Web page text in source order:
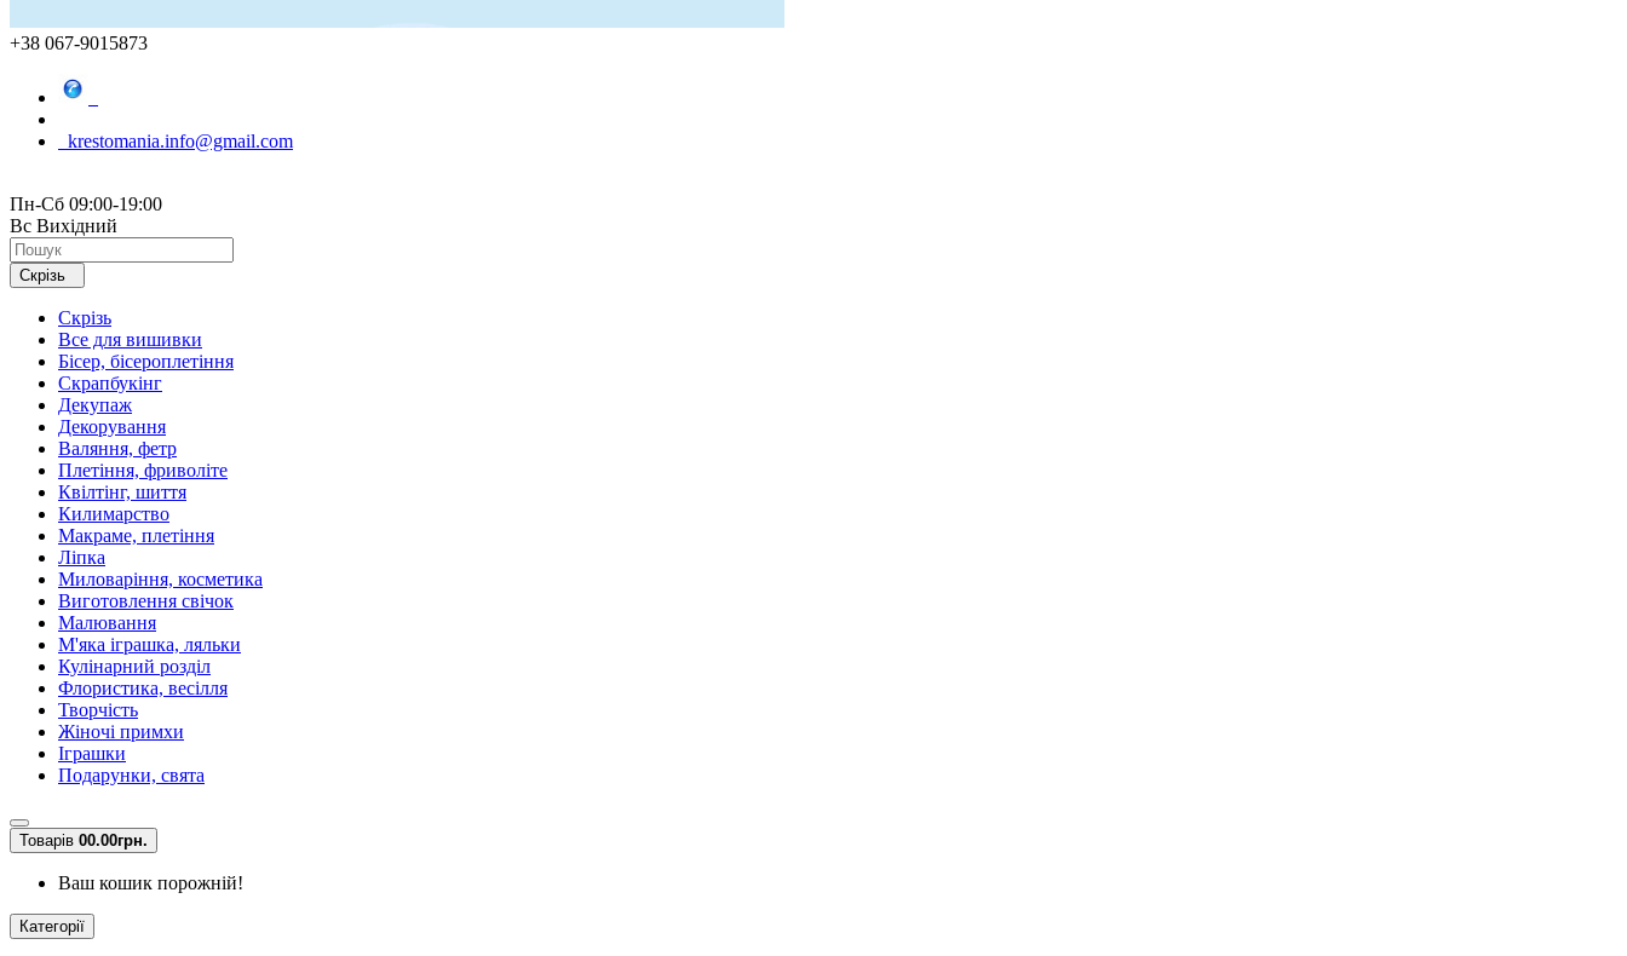
+38 067-9015873
krestomania.info@gmail.com
Пн-Сб 09:00-19:00
Вс Вихідний
Скрізь
Скрізь
Все для вишивки
Бісер, бісероплетіння
Скрапбукінг
Декупаж
Декорування
Валяння, фетр
Плетіння, фриволіте
Квілтінг, шиття
Килимарство
Макраме, плетіння
Ліпка
Миловаріння, косметика
Виготовлення свічок
Малювання
М'яка іграшка, ляльки
Кулінарний розділ
Флористика, весілля
Творчість
Жіночі примхи
Іграшки
Подарунки, свята
Товарів 00.00грн.
Ваш кошик порожній!
Категорії